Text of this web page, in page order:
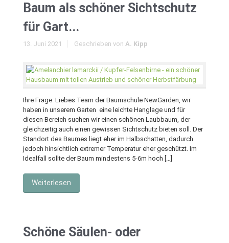
Baum als schöner Sichtschutz
für Gart...
13. Juni 2021 Geschrieben von A. Kipp
Ihre Frage: Liebes Team der Baumschule NewGarden, wir
haben in unserem Garten eine leichte Hanglage und für
diesen Bereich suchen wir einen schönen Laubbaum, der
gleichzeitig auch einen gewissen Sichtschutz bieten soll. Der
Standort des Baumes liegt eher im Halbschatten, dadurch
jedoch hinsichtlich extremer Temperatur eher geschützt. Im
Idealfall sollte der Baum mindestens 5-6m hoch […]
Weiterlesen
Schöne Säulen- oder